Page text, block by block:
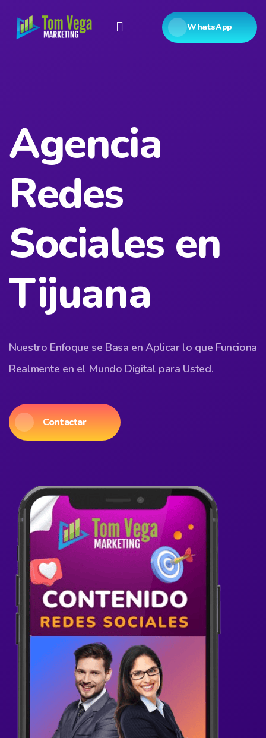
WhatsApp
Agencia
Redes
Sociales en
Tijuana
Nuestro Enfoque se Basa en Aplicar lo que Funciona
Realmente en el Mundo Digital para Usted.
Contactar